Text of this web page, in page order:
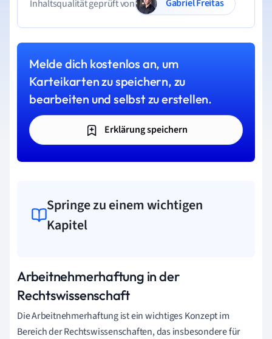
Inhaltsqualität geprüft von
Gabriel Freitas
Melde dich kostenlos an, um
Karteikarten zu speichern, zu
bearbeiten und selbst zu erstellen.
Erklärung speichern
Springe zu einem wichtigen
Kapitel
Arbeitnehmerhaftung in der
Rechtswissenschaft
Die Arbeitnehmerhaftung ist ein wichtiges Konzept im
Bereich der Rechtswissenschaften, das insbesondere für